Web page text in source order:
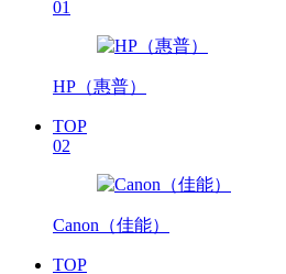
01
HP（惠普）
TOP
02
Canon（佳能）
TOP